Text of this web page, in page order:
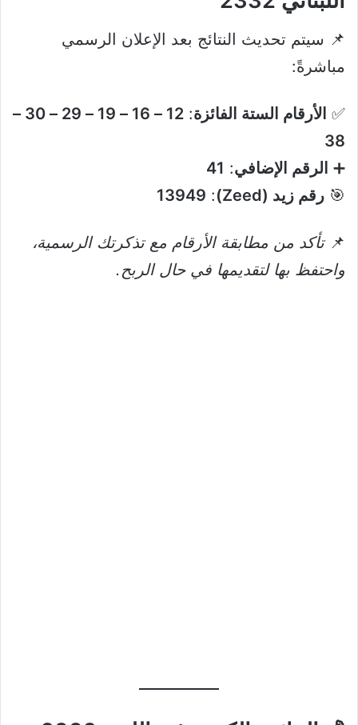
📌 سيتم تحديث النتائج بعد الإعلان الرسمي
مباشرةً:
✅ الأرقام الستة الفائزة:
12 – 16 – 19 – 29 – 30 –
38
➕ الرقم الإضافي:
41
🎯 رقم زيد (Zeed) :
13949
📌تأكد من مطابقة الأرقام مع تذكرتك الرسمية،
واحتفظ بها لتقديمها في حال الربح.